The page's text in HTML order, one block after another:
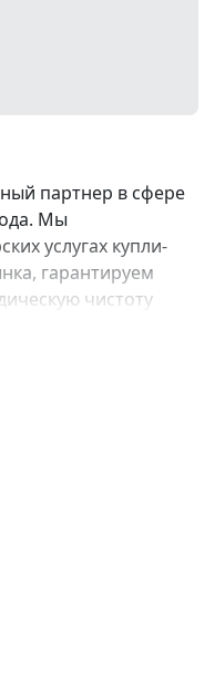
партнер в сфере
Мы
услугах купли-
гарантируем
чистоту
Самое ценное для
бесплатно; 2.
застройщика +
мнение о
— наш
поддержку на всех
5. Фейерверк
выбери свой
- это ваш
развивающемся
комплекс
лаконичный дизайн
и уникальные